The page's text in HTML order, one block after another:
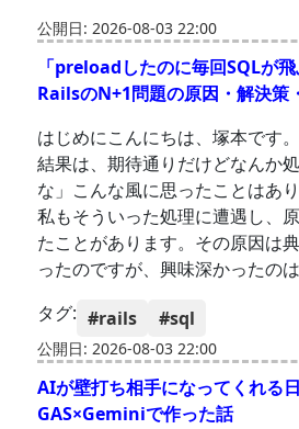
公開日: 2026-08-03 22:00
「preloadしたのに毎回SQLが
RailsのN+1問題の原因・解決策
はじめにこんにちは、塚本です
結果は、期待通りだけどなんか
な」こんな風に思ったことはあ
私もそういった処理に遭遇し、
たことがあります。その原因は
ったのですが、興味深かったの
タグ: #rails #sql
公開日: 2026-08-03 22:00
AIが壁打ち相手になってくれる日
GAS×Geminiで作った話